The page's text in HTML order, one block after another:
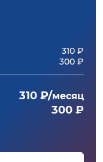
310 ₽
300 ₽
310 ₽/месяц
300 ₽